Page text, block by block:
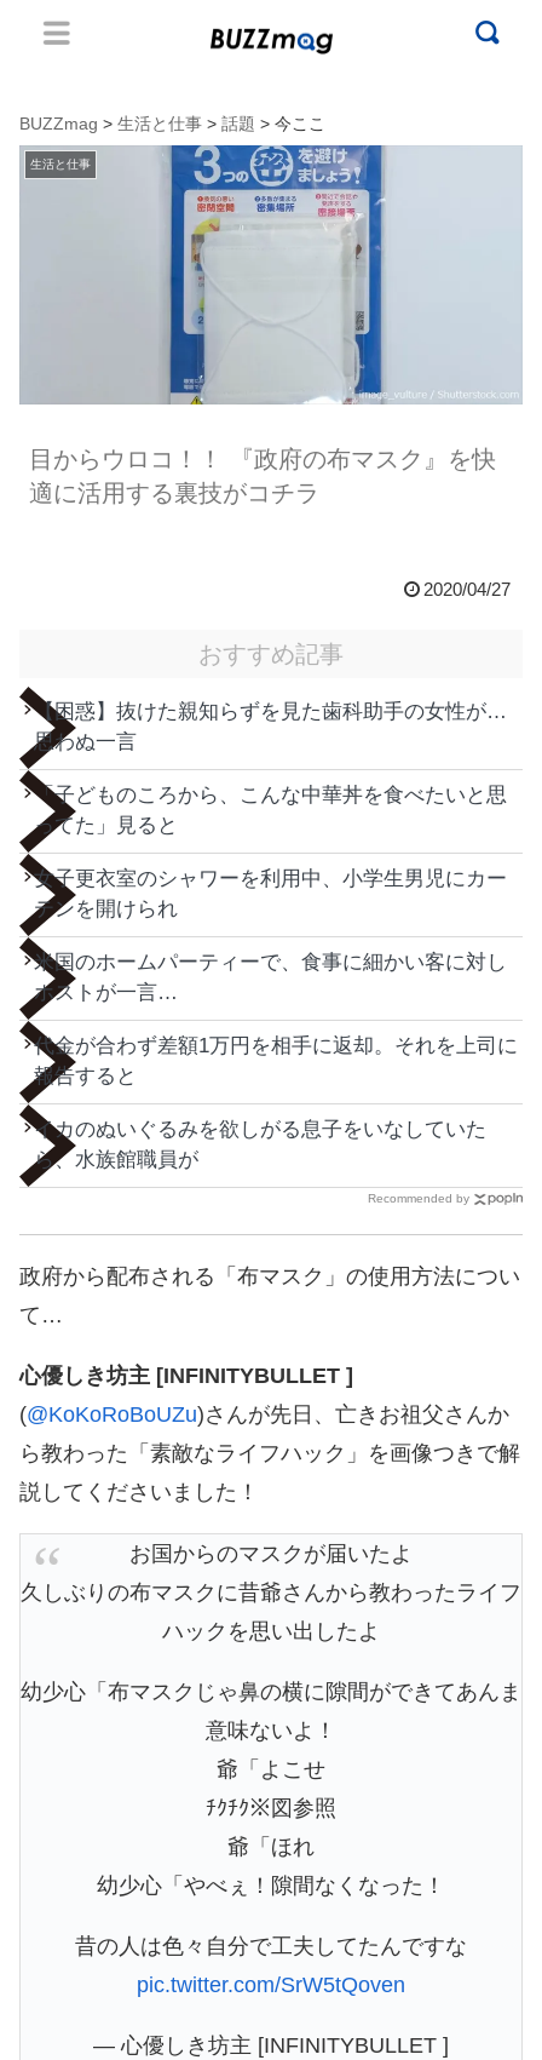
BUZZmag > 生活と仕事 > 話題 > 今ここ
生活と仕事
目からウロコ！！ 『政府の布マスク』を快
適に活用する裏技がコチラ
2020/04/27
おすすめ記事
【困惑】抜けた親知らずを見た歯科助手の女性が…
思わぬ一言
「子どものころから、こんな中華丼を食べたいと思
ってた」見ると
女子更衣室のシャワーを利用中、小学生男児にカー
テンを開けられ
米国のホームパーティーで、食事に細かい客に対し
ホストが一言…
代金が合わず差額1万円を相手に返却。それを上司に
報告すると
イカのぬいぐるみを欲しがる息子をいなしていた
ら、水族館職員が
Recommended by
政府から配布される「布マスク」の使用方法につい
て…
心優しき坊主 [INFINITYBULLET ]
(@KoKoRoBoUZu)さんが先日、亡きお祖父さんか
ら教わった「素敵なライフハック」を画像つきで解
説してくださいました！
お国からのマスクが届いたよ
久しぶりの布マスクに昔爺さんから教わったライフ
ハックを思い出したよ
幼少心「布マスクじゃ鼻の横に隙間ができてあんま
意味ないよ！
爺「よこせ
ﾁｸﾁｸ※図参照
爺「ほれ
幼少心「やべぇ！隙間なくなった！
昔の人は色々自分で工夫してたんですな
pic.twitter.com/SrW5tQoven
— 心優しき坊主 [INFINITYBULLET ]